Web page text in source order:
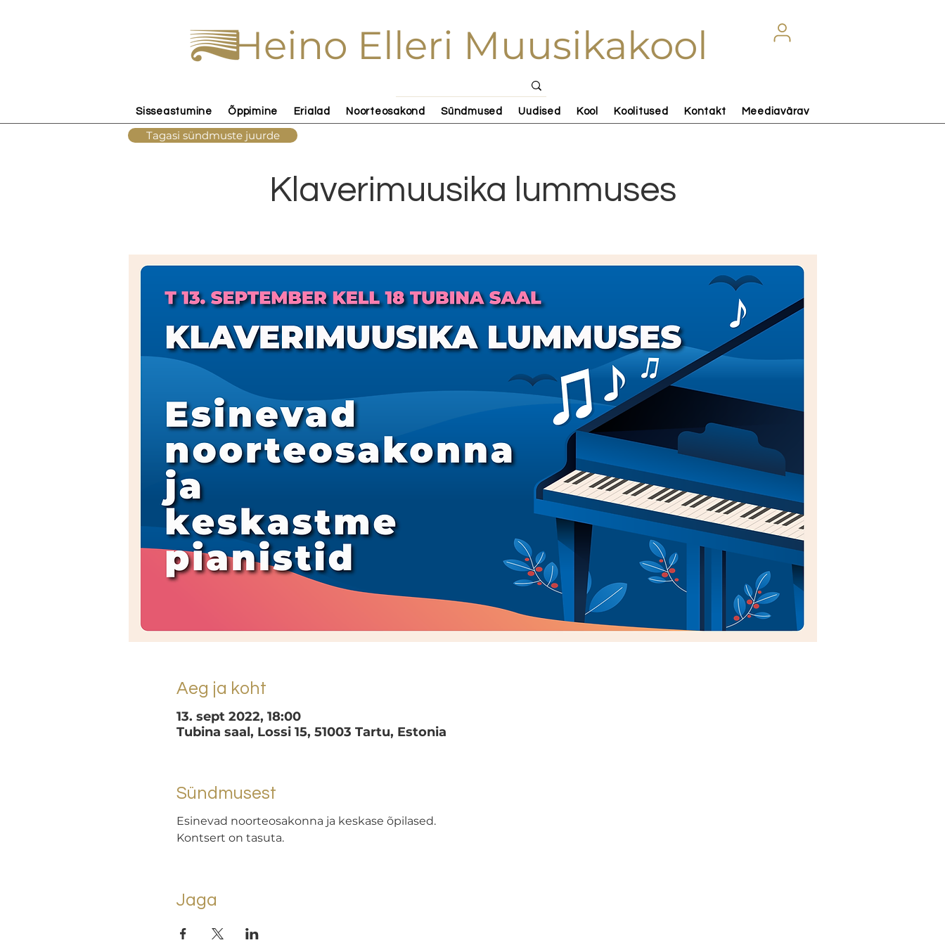
Heino Elleri Muusikakool
Sisseastumine Õppimine Erialad Noorteosakond Sündmused Uudised Kool Koolitused Kontakt Meediavärav
Klaverimuusika lummuses
Aeg ja koht
13. sept 2022, 18:00
Tubina saal, Lossi 15, 51003 Tartu, Estonia
Sündmusest
Esinevad noorteosakonna ja keskase õpilased.
Kontsert on tasuta.
Jaga
Tagasi sündmuste juurde